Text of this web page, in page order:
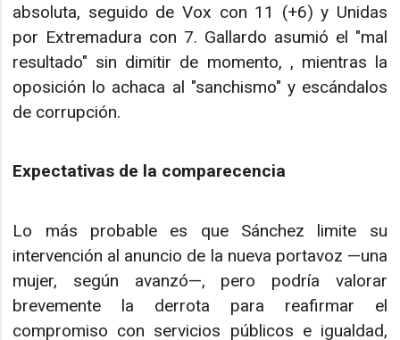
absoluta, seguido de Vox con 11 (+6) y Unidas
por Extremadura con 7. Gallardo asumió el "mal
resultado" sin dimitir de momento, , mientras la
oposición lo achaca al "sanchismo" y escándalos
de corrupción.​
Expectativas de la comparecencia
Lo más probable es que Sánchez limite su
intervención al anuncio de la nueva portavoz —una
mujer, según avanzó—, pero podría valorar
brevemente la derrota para reafirmar el
compromiso con servicios públicos e igualdad,